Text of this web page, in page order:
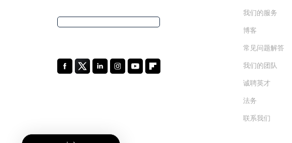
我们的服务
博客
常见问题解答
我们的团队
诚聘英才
法务
联系我们